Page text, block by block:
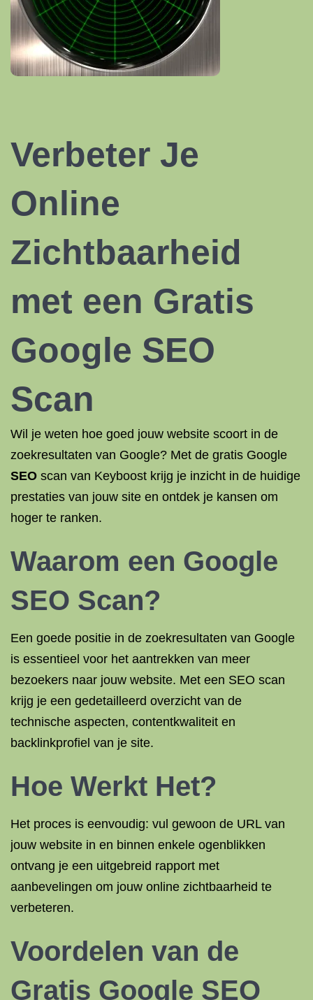
Verbeter Je
Online
Zichtbaarheid
met een Gratis
Google SEO
Scan
Wil je weten hoe goed jouw website scoort in de
zoekresultaten van Google? Met de gratis Google
SEO scan van Keyboost krijg je inzicht in de huidige
prestaties van jouw site en ontdek je kansen om
hoger te ranken.
Waarom een Google
SEO Scan?
Een goede positie in de zoekresultaten van Google
is essentieel voor het aantrekken van meer
bezoekers naar jouw website. Met een SEO scan
krijg je een gedetailleerd overzicht van de
technische aspecten, contentkwaliteit en
backlinkprofiel van je site.
Hoe Werkt Het?
Het proces is eenvoudig: vul gewoon de URL van
jouw website in en binnen enkele ogenblikken
ontvang je een uitgebreid rapport met
aanbevelingen om jouw online zichtbaarheid te
verbeteren.
Voordelen van de
Gratis Google SEO